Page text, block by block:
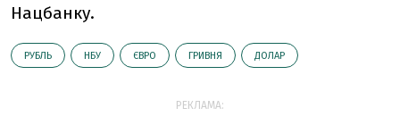
Нацбанку.
РУБЛЬ НБУ ЄВРО ГРИВНЯ ДОЛАР
РЕКЛАМА: